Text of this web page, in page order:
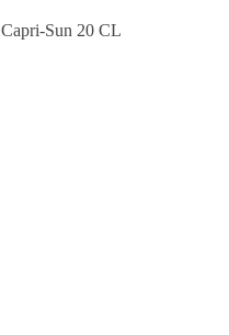
Capri-Sun 20 CL